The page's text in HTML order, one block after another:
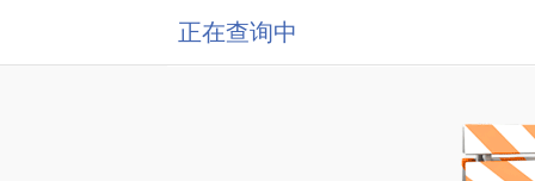
正在查询中